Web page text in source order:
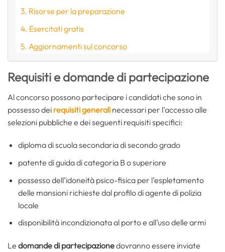
Risorse per la preparazione
Esercitati gratis
Aggiornamenti sul concorso
Requisiti e domande di partecipazione
Al concorso possono partecipare i candidati che sono in
possesso dei requisiti generali necessari per l’accesso alle
selezioni pubbliche e dei seguenti requisiti specifici:
diploma di scuola secondaria di secondo grado
patente di guida di categoria B o superiore
possesso dell’idoneità psico-fisica per l’espletamento
delle mansioni richieste dal profilo di agente di polizia
locale
disponibilità incondizionata al porto e all’uso delle armi
Le domande di partecipazionedovranno essere inviate